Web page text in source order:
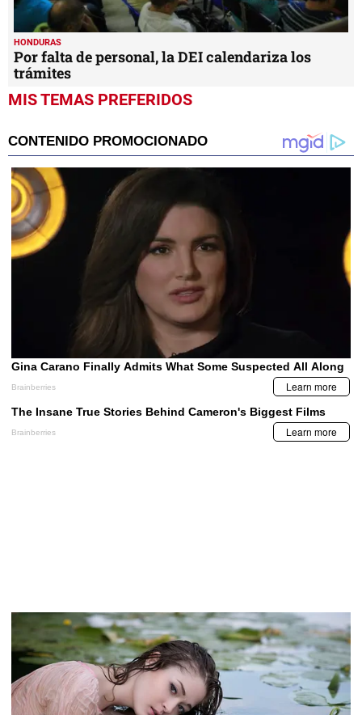
HONDURAS
Por falta de personal, la DEI calendariza los
trámites
MIS TEMAS PREFERIDOS